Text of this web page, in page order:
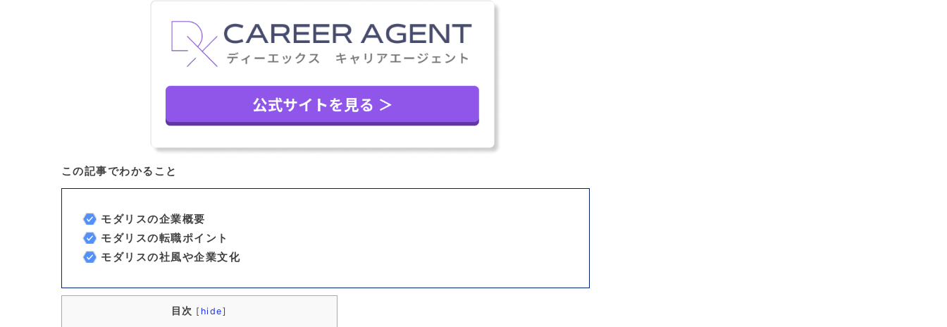
この記事でわかること
モダリスの企業概要
モダリスの転職ポイント
モダリスの社風や企業文化
目次 [ hide]